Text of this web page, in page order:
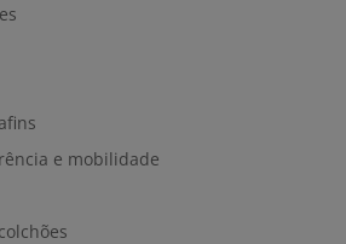
e mobilidade